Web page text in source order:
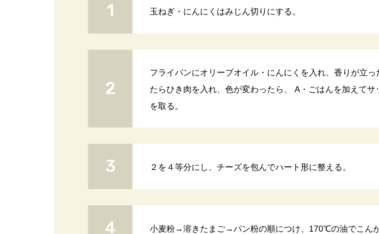
玉ねぎ・にんにくはみじん切りにする。
フライパンにオリーブオイル・にんにくを入れ、香りが立
たらひき肉を入れ、色が変わったら、 A・ごはんを加えて
を取る。
２を４等分にし、チーズを包んでハート形に整える。
小麦粉→溶きたまご→パン粉の順につけ、170℃の油でこんが